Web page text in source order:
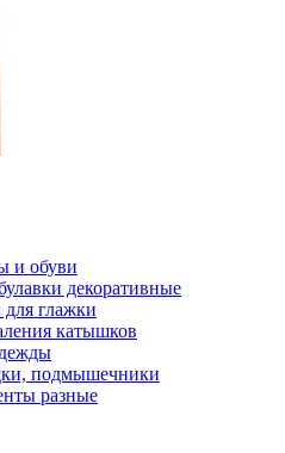
и обуви
декоративные
глажки
катышков
подмышечники
разные